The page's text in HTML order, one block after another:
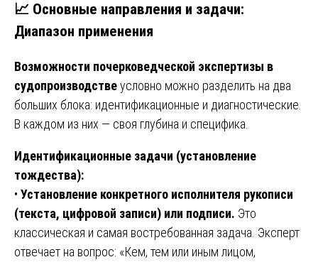
📈 Основные направления и задачи:
Диапазон применения
Возможности почерковедческой экспертизы в
судопроизводствеусловно можно разделить на два
больших блока: идентификационные и диагностические.
В каждом из них — своя глубина и специфика.
Идентификационные задачи (установление
тождества):
• Установление конкретного исполнителя рукописи
(текста, цифровой записи) или подписи. Это
классическая и самая востребованная задача. Эксперт
отвечает на вопрос: «Кем, тем или иным лицом,